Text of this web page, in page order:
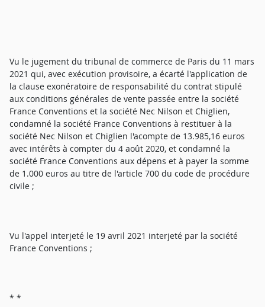
Vu le jugement du tribunal de commerce de Paris du 11 mars
2021 qui, avec exécution provisoire, a écarté l'application de
la clause exonératoire de responsabilité du contrat stipulé
aux conditions générales de vente passée entre la société
France Conventions et la société Nec Nilson et Chiglien,
condamné la société France Conventions à restituer à la
société Nec Nilson et Chiglien l'acompte de 13.985,16 euros
avec intérêts à compter du 4 août 2020, et condamné la
société France Conventions aux dépens et à payer la somme
de 1.000 euros au titre de l'article 700 du code de procédure
civile ;
Vu l'appel interjeté le 19 avril 2021 interjeté par la société
France Conventions ;
* *